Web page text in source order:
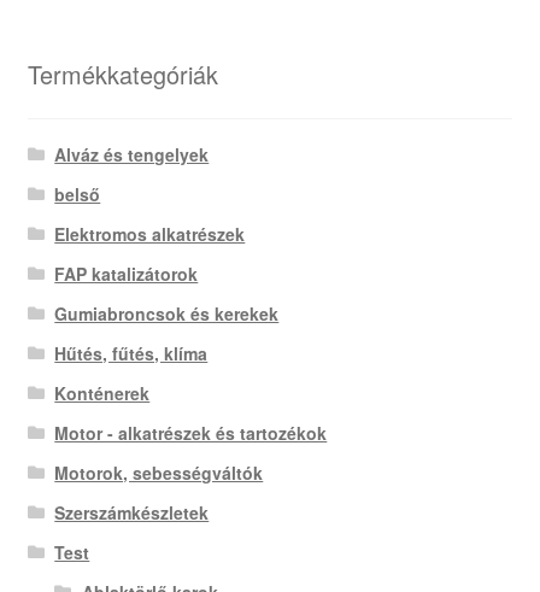
Termékkategóriák
Alváz és tengelyek
belső
Elektromos alkatrészek
FAP katalizátorok
Gumiabroncsok és kerekek
Hűtés, fűtés, klíma
Konténerek
Motor - alkatrészek és tartozékok
Motorok, sebességváltók
Szerszámkészletek
Test